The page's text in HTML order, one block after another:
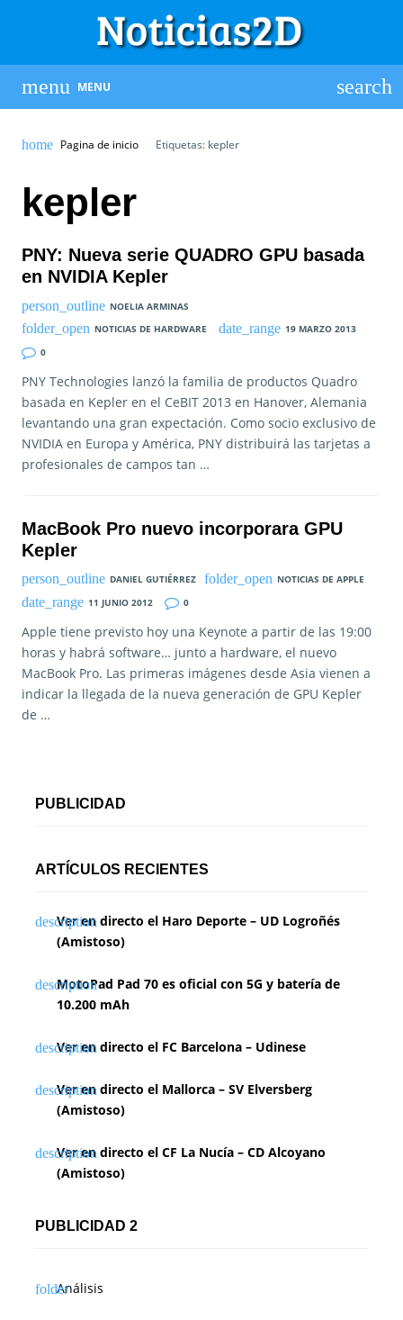
MENU
Pagina de inicio Etiquetas: kepler
kepler
PNY: Nueva serie QUADRO GPU basada
en NVIDIA Kepler
NOELIA ARMINAS
NOTICIAS DE HARDWARE
19 MARZO 2013
0
PNY Technologies lanzó la familia de productos Quadro
basada en Kepler en el CeBIT 2013 en Hanover, Alemania
levantando una gran expectación. Como socio exclusivo de
NVIDIA en Europa y América, PNY distribuirá las tarjetas a
profesionales de campos tan …
MacBook Pro nuevo incorporara GPU
Kepler
DANIEL GUTIÉRREZ
NOTICIAS DE APPLE
11 JUNIO 2012
0
Apple tiene previsto hoy una Keynote a partir de las 19:00
horas y habrá software… junto a hardware, el nuevo
MacBook Pro. Las primeras imágenes desde Asia vienen a
indicar la llegada de la nueva generación de GPU Kepler
de …
PUBLICIDAD
ARTÍCULOS RECIENTES
Ver en directo el Haro Deporte – UD Logroñés
(Amistoso)
MotoPad Pad 70 es oficial con 5G y batería de
10.200 mAh
Ver en directo el FC Barcelona – Udinese
Ver en directo el Mallorca – SV Elversberg
(Amistoso)
Ver en directo el CF La Nucía – CD Alcoyano
(Amistoso)
PUBLICIDAD 2
Análisis